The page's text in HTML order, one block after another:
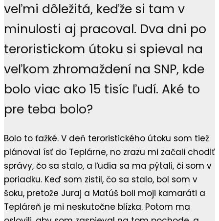
veľmi dôležitá, keďže si tam v
minulosti aj pracoval. Dva dni po
teroristickom útoku si spieval na
veľkom zhromaždení na SNP, kde
bolo viac ako 15 tisíc ľudí. Aké to
pre teba bolo?
Bolo to ťažké. V deň teroristického útoku som tiež
plánoval ísť do Teplárne, no zrazu mi začali chodiť
správy, čo sa stalo, a ľudia sa ma pýtali, či som v
poriadku. Keď som zistil, čo sa stalo, bol som v
šoku, pretože Juraj a Matúš boli moji kamaráti a
Tepláreň je mi neskutočne blízka. Potom ma